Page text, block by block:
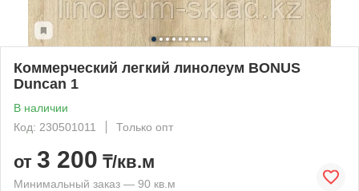
Коммерческий легкий линолеум BONUS
Duncan 1
В наличии
Код: 230501011
Только опт
от 3 200 ₸/кв.м
Минимальный заказ — 90 кв.м